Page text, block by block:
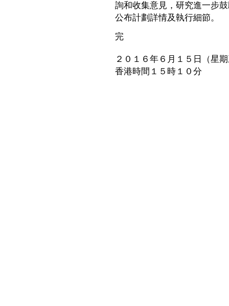
詢和收集意見，研究進一步
公布計劃詳情及執行細節。
完
２０１６年６月１５日（星
香港時間１５時１０分